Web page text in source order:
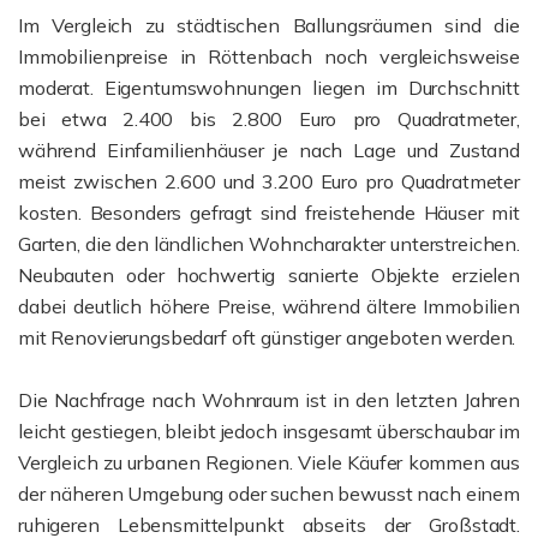
Im Vergleich zu städtischen Ballungsräumen sind die
Immobilienpreise in Röttenbach noch vergleichsweise
moderat. Eigentumswohnungen liegen im Durchschnitt
bei etwa 2.400 bis 2.800 Euro pro Quadratmeter,
während Einfamilienhäuser je nach Lage und Zustand
meist zwischen 2.600 und 3.200 Euro pro Quadratmeter
kosten. Besonders gefragt sind freistehende Häuser mit
Garten, die den ländlichen Wohncharakter unterstreichen.
Neubauten oder hochwertig sanierte Objekte erzielen
dabei deutlich höhere Preise, während ältere Immobilien
mit Renovierungsbedarf oft günstiger angeboten werden.
Die Nachfrage nach Wohnraum ist in den letzten Jahren
leicht gestiegen, bleibt jedoch insgesamt überschaubar im
Vergleich zu urbanen Regionen. Viele Käufer kommen aus
der näheren Umgebung oder suchen bewusst nach einem
ruhigeren Lebensmittelpunkt abseits der Großstadt.